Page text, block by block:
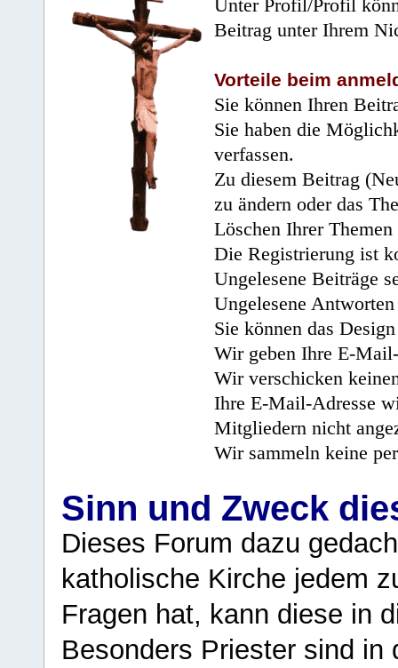
Unter Profil/Profil
Beitrag unter Ihrem
Vorteile beim
Sie können Ihren
Sie haben die
verfassen.
Zu diesem Beitrag
zu ändern oder das
Löschen Ihrer
Die Registrierung ist
Ungelesene Beiträge
Ungelesene
Sie können das
Wir geben Ihre E-
Wir verschicken
Ihre E-Mail-Adresse
Mitgliedern nicht
Wir sammeln keine
Sinn und Zweck
Dieses Forum dazu
katholische Kirche jedem
Fragen hat, kann diese in
Besonders Priester sind in